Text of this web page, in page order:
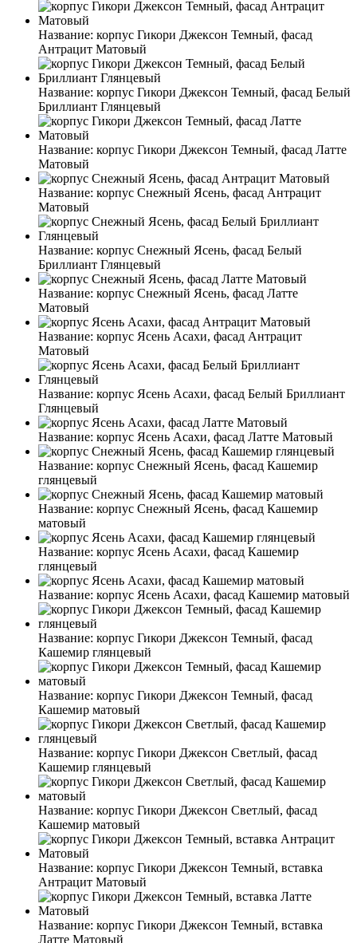
Название: корпус Гикори Джексон Темный, фасад
Антрацит Матовый
Название: корпус Гикори Джексон Темный, фасад Белый
Бриллиант Глянцевый
Название: корпус Гикори Джексон Темный, фасад Латте
Матовый
Название: корпус Снежный Ясень, фасад Антрацит
Матовый
Название: корпус Снежный Ясень, фасад Белый
Бриллиант Глянцевый
Название: корпус Снежный Ясень, фасад Латте
Матовый
Название: корпус Ясень Асахи, фасад Антрацит
Матовый
Название: корпус Ясень Асахи, фасад Белый Бриллиант
Глянцевый
Название: корпус Ясень Асахи, фасад Латте Матовый
Название: корпус Снежный Ясень, фасад Кашемир
глянцевый
Название: корпус Снежный Ясень, фасад Кашемир
матовый
Название: корпус Ясень Асахи, фасад Кашемир
глянцевый
Название: корпус Ясень Асахи, фасад Кашемир матовый
Название: корпус Гикори Джексон Темный, фасад
Кашемир глянцевый
Название: корпус Гикори Джексон Темный, фасад
Кашемир матовый
Название: корпус Гикори Джексон Светлый, фасад
Кашемир глянцевый
Название: корпус Гикори Джексон Светлый, фасад
Кашемир матовый
Название: корпус Гикори Джексон Темный, вставка
Антрацит Матовый
Название: корпус Гикори Джексон Темный, вставка
Латте Матовый